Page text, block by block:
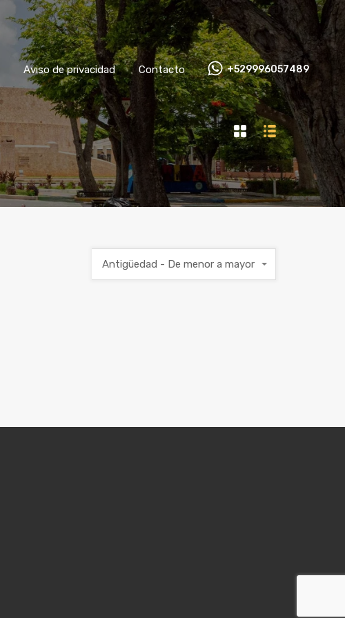
Blog Aviso de privacidad Contacto +529996057489
Aviso de privacidad Contacto +529996057489
Antigüedad - De menor a mayor